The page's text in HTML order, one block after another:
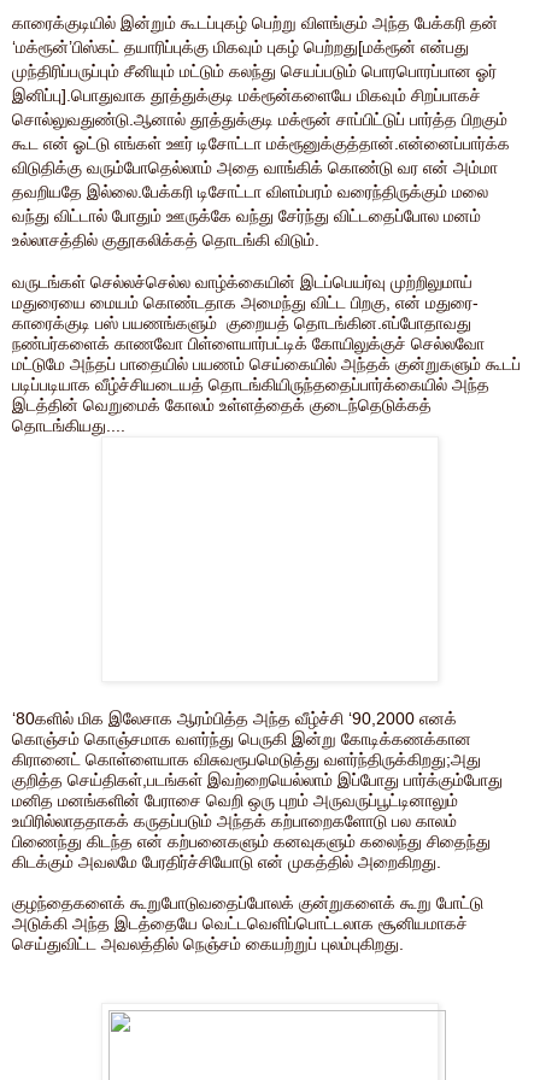
காரைக்குடியில் இன்றும் கூடப்புகழ் பெற்று விளங்கும் அந்த பேக்கரி தன்
‘மக்ரூன்’பிஸ்கட் தயாரிப்புக்கு மிகவும் புகழ் பெற்றது[மக்ரூன் என்பது
முந்திரிப்பருப்பும் சீனியும் மட்டும் கலந்து செயப்படும் பொரபொரப்பான ஓர்
இனிப்பு].பொதுவாக தூத்துக்குடி மக்ரூன்களையே மிகவும் சிறப்பாகச்
சொல்லுவதுண்டு.ஆனால் தூத்துக்குடி மக்ரூன் சாப்பிட்டுப் பார்த்த பிறகும்
கூட என் ஓட்டு எங்கள் ஊர் டிசோட்டா மக்ரூனுக்குத்தான்.என்னைப்பார்க்க
விடுதிக்கு வரும்போதெல்லாம் அதை வாங்கிக் கொண்டு வர என் அம்மா
தவறியதே இல்லை.பேக்கரி டிசோட்டா விளம்பரம் வரைந்திருக்கும் மலை
வந்து விட்டால் போதும் ஊருக்கே வந்து சேர்ந்து விட்டதைப்போல மனம்
உல்லாசத்தில் குதூகலிக்கத் தொடங்கி விடும்.
வருடங்கள் செல்லச்செல்ல வாழ்க்கையின் இடப்பெயர்வு முற்றிலுமாய்
மதுரையை மையம் கொண்டதாக அமைந்து விட்ட பிறகு, என் மதுரை-
காரைக்குடி பஸ் பயணங்களும் குறையத் தொடங்கின.எப்போதாவது
நண்பர்களைக் காணவோ பிள்ளையார்பட்டிக் கோயிலுக்குச் செல்லவோ
மட்டுமே அந்தப் பாதையில் பயணம் செய்கையில் அந்தக் குன்றுகளும் கூடப்
படிப்படியாக வீழ்ச்சியடையத் தொடங்கியிருந்ததைப்பார்க்கையில் அந்த
இடத்தின் வெறுமைக் கோலம் உள்ளத்தைக் குடைந்தெடுக்கத்
தொடங்கியது....
‘80களில் மிக இலேசாக ஆரம்பித்த அந்த வீழ்ச்சி ‘90,2000 எனக்
கொஞ்சம் கொஞ்சமாக வளர்ந்து பெருகி இன்று கோடிக்கணக்கான
கிரானைட் கொள்ளையாக விசுவரூபமெடுத்து வளர்ந்திருக்கிறது;அது
குறித்த செய்திகள்,படங்கள் இவற்றையெல்லாம் இப்போது பார்க்கும்போது
மனித மனங்களின் பேராசை வெறி ஒரு புறம் அருவருப்பூட்டினாலும்
உயிரில்லாததாகக் கருதப்படும் அந்தக் கற்பாறைகளோடு பல காலம்
பிணைந்து கிடந்த என் கற்பனைகளும் கனவுகளும் கலைந்து சிதைந்து
கிடக்கும் அவலமே பேரதிர்ச்சியோடு என் முகத்தில் அறைகிறது.
குழந்தைகளைக் கூறுபோடுவதைப்போலக் குன்றுகளைக் கூறு போட்டு
அடுக்கி அந்த இடத்தையே வெட்டவெளிப்பொட்டலாக சூனியமாகச்
செய்துவிட்ட அவலத்தில் நெஞ்சம் கையற்றுப் புலம்புகிறது.